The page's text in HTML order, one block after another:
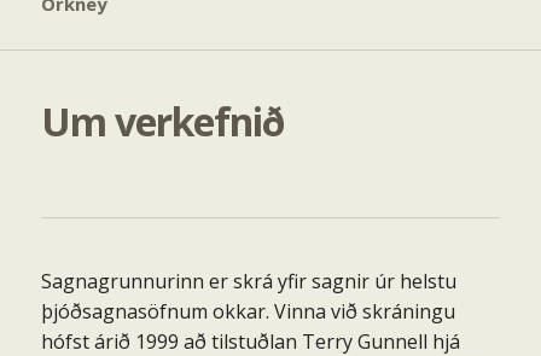
Um verkefnið
Sagnagrunnurinn er skrá yfir sagnir úr helstu
þjóðsagnasöfnum okkar. Vinna við skráningu
hófst árið 1999 að tilstuðlan Terry Gunnell hjá